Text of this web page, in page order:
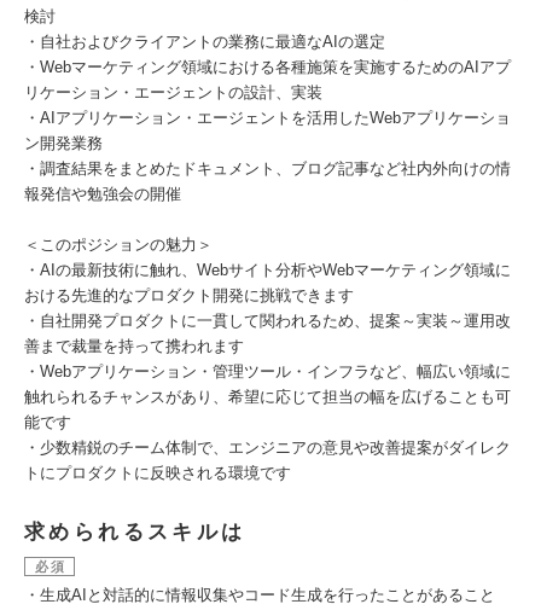
検討
・自社およびクライアントの業務に最適なAIの選定
・Webマーケティング領域における各種施策を実施するためのAIアプ
リケーション・エージェントの設計、実装
・AIアプリケーション・エージェントを活用したWebアプリケーショ
ン開発業務
・調査結果をまとめたドキュメント、ブログ記事など社内外向けの情
報発信や勉強会の開催
＜このポジションの魅力＞
・AIの最新技術に触れ、Webサイト分析やWebマーケティング領域に
おける先進的なプロダクト開発に挑戦できます
・自社開発プロダクトに一貫して関われるため、提案～実装～運用改
善まで裁量を持って携われます
・Webアプリケーション・管理ツール・インフラなど、幅広い領域に
触れられるチャンスがあり、希望に応じて担当の幅を広げることも可
能です
・少数精鋭のチーム体制で、エンジニアの意見や改善提案がダイレク
トにプロダクトに反映される環境です
求められるスキルは
必須
・生成AIと対話的に情報収集やコード生成を行ったことがあること